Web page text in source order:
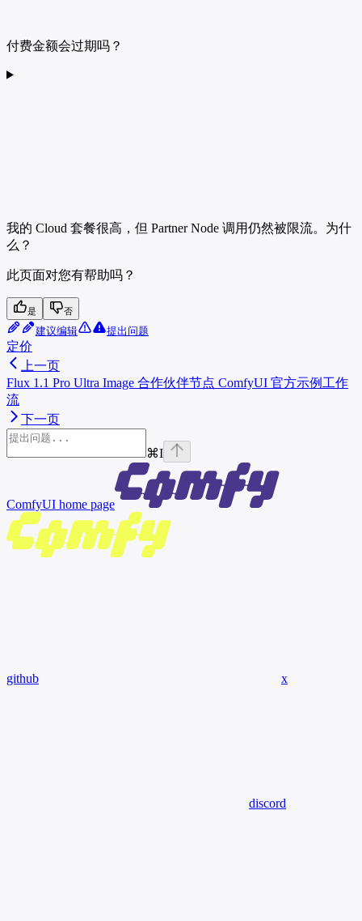
付费金额会过期吗？
我的 Cloud 套餐很高，但 Partner Node 调用仍然被限流。为什
么？
此页面对您有帮助吗？
是 否
建议编辑 提出问题
定价
上一页
Flux 1.1 Pro Ultra Image 合作伙伴节点 ComfyUI 官方示例工作
流
下一页
⌘I
ComfyUI home page
github x
discord